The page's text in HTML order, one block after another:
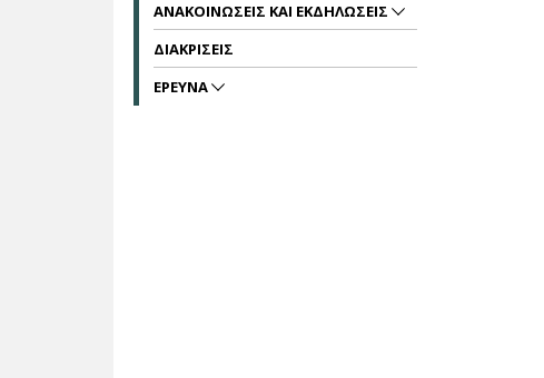
ΑΝΑΚΟΙΝΩΣΕΙΣ ΚΑΙ ΕΚΔΗΛΩΣΕΙΣ
ΔΙΑΚΡΙΣΕΙΣ
ΕΡΕΥΝΑ